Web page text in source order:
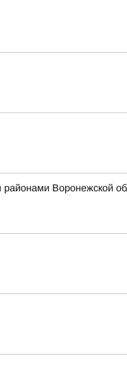
Воронежской